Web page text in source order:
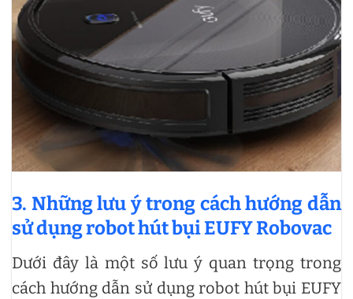
3. Những lưu ý trong cách hướng dẫn
sử dụng robot hút bụi EUFY Robovac
Dưới đây là một số lưu ý quan trọng trong
cách hướng dẫn sử dụng robot hút bụi EUFY